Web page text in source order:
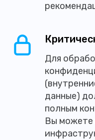
Для
данные)
полным
Вы можете